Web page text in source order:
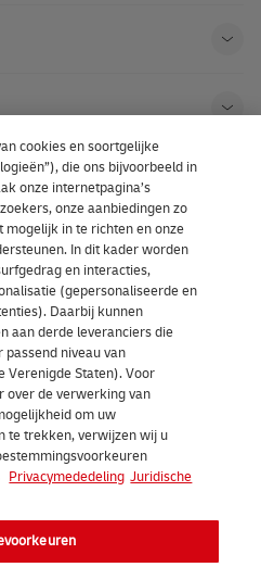
DHL Parcel Benelux). Alle
cookies en soortgelijke
die ons bijvoorbeeld in
onze internetpagina’s
onze aanbiedingen zo
in te richten en onze
In dit kader worden
en interacties,
(gepersonaliseerde en
Daarbij kunnen
aan derde leveranciers die
passend niveau van
Verenigde Staten). Voor
over de verwerking van
om uw
te trekken, verwijzen wij u
Privacymededeling Juridische